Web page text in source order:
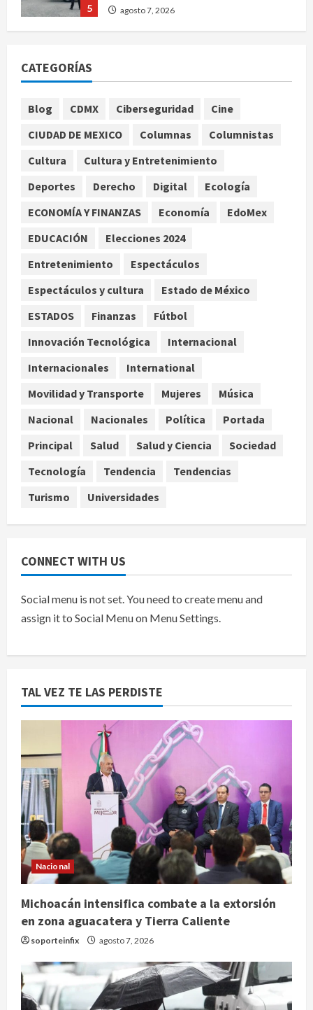
5 agosto 7, 2026
Tierra Caliente
SMN pronostica lluvias intensas,
granizo y calor extremo para este 7
agosto 7, 2026
Internacional
Christopher Landau desmiente
visita a Islas Salomón
4
Capturan en Zapopan a ciudadano
estadounidense buscado por
agosto 7, 2026
Nacional Portada
Detienen al exgobernador de
obstrucción en el caso Ayotzinapa
CATEGORÍAS
Blog CDMX Ciberseguridad
Cine
CIUDAD DE MEXICO
Columnas
Columnistas
Cultura
Cultura y Entretenimiento
Deportes
Derecho Digital
Ecología
ECONOMÍA Y FINANZAS
Economía
EdoMex
EDUCACIÓN
Elecciones 2024
Entretenimiento
Espectáculos
Espectáculos y cultura
Estado de México
ESTADOS
Finanzas
Fútbol
Innovación Tecnológica
Internacional
Internacionales
International
Movilidad y Transporte
Mujeres
Música
Nacional
Nacionales Política
Portada
Principal
Salud Salud y Ciencia
Sociedad
Tecnología
Tendencia
Tendencias
Turismo
Universidades
CONNECT WITH US
Social menu is not set. You need to create menu and
assign it to Social Menu on Menu Settings.
TAL VEZ TE LAS PERDISTE
Nacional
Michoacán intensifica combate a la extorsión
en zona aguacatera y Tierra Caliente
soporteinfix agosto 7, 2026